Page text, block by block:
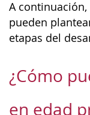
A
pueden
etapas del
¿Cómo
en edad